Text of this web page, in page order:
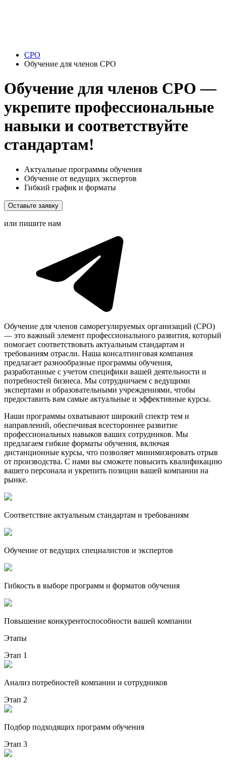
СРО
Обучение для членов СРО
Обучение для членов СРО —
укрепите профессиональные
навыки и соответствуйте
стандартам!
Актуальные программы обучения
Обучение от ведущих экспертов
Гибкий график и форматы
Оставьте заявку
или пишите нам
Обучение для членов саморегулируемых организаций (СРО)
— это важный элемент профессионального развития, который
помогает соответствовать актуальным стандартам и
требованиям отрасли. Наша консалтинговая компания
предлагает разнообразные программы обучения,
разработанные с учетом специфики вашей деятельности и
потребностей бизнеса. Мы сотрудничаем с ведущими
экспертами и образовательными учреждениями, чтобы
предоставить вам самые актуальные и эффективные курсы.
Наши программы охватывают широкий спектр тем и
направлений, обеспечивая всестороннее развитие
профессиональных навыков ваших сотрудников. Мы
предлагаем гибкие форматы обучения, включая
дистанционные курсы, что позволяет минимизировать отрыв
от производства. С нами вы сможете повысить квалификацию
вашего персонала и укрепить позиции вашей компании на
рынке.
Соответствие актуальным стандартам и требованиям
Обучение от ведущих специалистов и экспертов
Гибкость в выборе программ и форматов обучения
Повышение конкурентоспособности вашей компании
Этапы
Этап 1
Анализ потребностей компании и сотрудников
Этап 2
Подбор подходящих программ обучения
Этап 3